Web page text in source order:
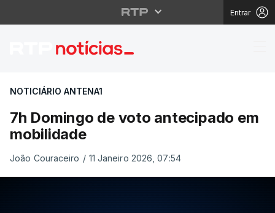
Entrar
7h Domingo de voto
NOTICIÁRIO ANTENA1
7h Domingo de voto antecipado em
mobilidade
João Couraceiro / 11 Janeiro 2026, 07:54